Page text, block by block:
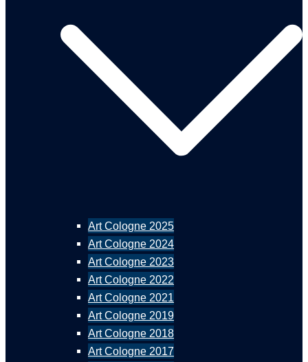
Art Cologne 2025
Art Cologne 2024
Art Cologne 2023
Art Cologne 2022
Art Cologne 2021
Art Cologne 2019
Art Cologne 2018
Art Cologne 2017